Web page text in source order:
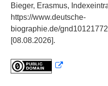
Bieger, Erasmus,
https://www.deutsche-
biographie.de/
[08.08.2026].